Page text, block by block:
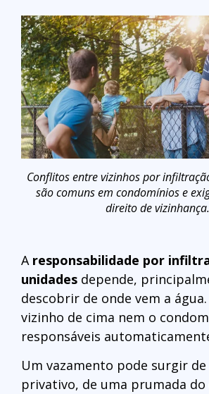
Conflitos entre vizinhos por
são comuns em condomínios e
direito de vizinhança.
A responsabilidade por
unidades depende,
descobrir de onde vem a
vizinho de cima nem o
responsáveis
Um vazamento pode surgir
privativo, de uma prumada